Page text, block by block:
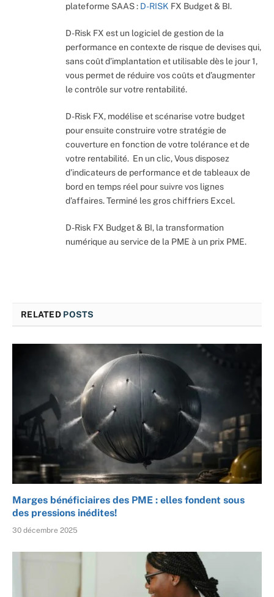
plateforme SAAS : D-RISK FX Budget & BI.
D-Risk FX est un logiciel de gestion de la
performance en contexte de risque de devises qui,
sans coût d’implantation et utilisable dès le jour 1,
vous permet de réduire vos coûts et d’augmenter
le contrôle sur votre rentabilité.
D-Risk FX, modélise et scénarise votre budget
pour ensuite construire votre stratégie de
couverture en fonction de votre tolérance et de
votre rentabilité. En un clic, Vous disposez
d’indicateurs de performance et de tableaux de
bord en temps réel pour suivre vos lignes
d’affaires. Terminé les gros chiffriers Excel.
D-Risk FX Budget & BI, la transformation
numérique au service de la PME à un prix PME.
RELATED POSTS
Marges bénéficiaires des PME : elles fondent sous
des pressions inédites!
30 décembre 2025